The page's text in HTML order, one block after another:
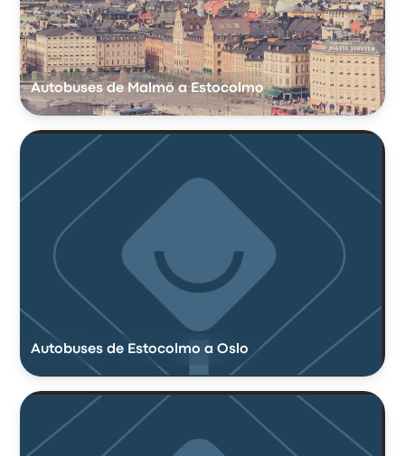
Autobuses de Malmö a Estocolmo
Autobuses de Estocolmo a Oslo